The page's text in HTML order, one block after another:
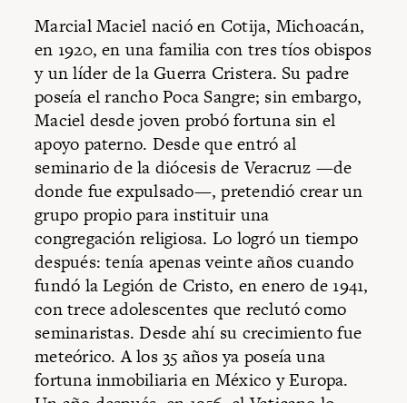
Marcial Maciel nació en Cotija, Michoacán,
en 1920, en una familia con tres tíos obispos
y un líder de la Guerra Cristera. Su padre
poseía el rancho Poca Sangre; sin embargo,
Maciel desde joven probó fortuna sin el
apoyo paterno. Desde que entró al
seminario de la diócesis de Veracruz —de
donde fue expulsado—, pretendió crear un
grupo propio para instituir una
congregación religiosa. Lo logró un tiempo
después: tenía apenas veinte años cuando
fundó la Legión de Cristo, en enero de 1941,
con trece adolescentes que reclutó como
seminaristas. Desde ahí su crecimiento fue
meteórico. A los 35 años ya poseía una
fortuna inmobiliaria en México y Europa.